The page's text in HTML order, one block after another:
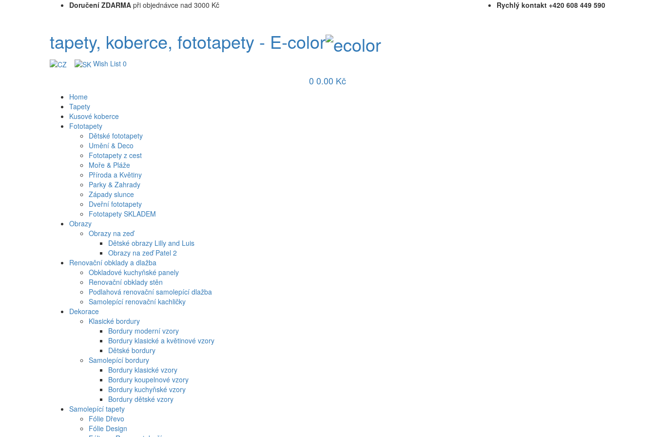
Doručení ZDARMA při objednávce nad 3000 Kč Rychlý kontakt +420 608 449 590
tapety, koberce, fototapety - E-color
Wish List 0
0 0.00 Kč
Home
Tapety
Kusové koberce
Fototapety
Dětské fototapety
Umění & Deco
Fototapety z cest
Moře & Pláže
Příroda a Květiny
Parky & Zahrady
Západy slunce
Dveřní fototapety
Fototapety SKLADEM
Obrazy
Obrazy na zeď
Dětské obrazy Lilly and Luis
Obrazy na zeď Patel 2
Renovační obklady a dlažba
Obkladové kuchyňské panely
Renovační obklady stěn
Podlahová renovační samolepící dlažba
Samolepící renovační kachličky
Dekorace
Klasické bordury
Bordury moderní vzory
Bordury klasické a květinové vzory
Dětské bordury
Samolepící bordury
Bordury klasické vzory
Bordury koupelnové vzory
Bordury kuchyňské vzory
Bordury dětské vzory
Samolepící tapety
Fólie Dřevo
Fólie Design